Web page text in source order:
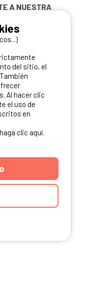
A NUESTRA
del sitio, el
Al hacer clic
el uso de
en
clic aquí.